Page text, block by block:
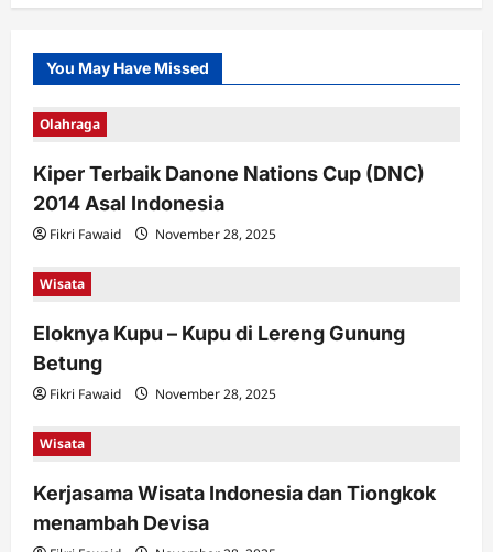
You May Have Missed
Olahraga
Kiper Terbaik Danone Nations Cup (DNC)
2014 Asal Indonesia
Fikri Fawaid November 28, 2025
Wisata
Eloknya Kupu – Kupu di Lereng Gunung
Betung
Fikri Fawaid November 28, 2025
Wisata
Kerjasama Wisata Indonesia dan Tiongkok
menambah Devisa